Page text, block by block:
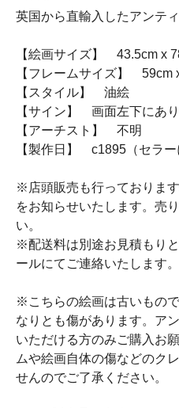
英国から直輸入したアンテ
【絵画サイズ】 43.5cm x
【フレームサイズ】 59cm
【スタイル】 油絵
【サイン】 画面左下にあり
【アーチスト】 不明
【製作日】 c1895（セラー
※店頭販売も行っておりま
をお知らせいたします。売
い。
※配送料は別途お見積もり
ールにてご連絡いたします。
※こちらの絵画は古いもの
なりとも傷があります。ア
いただける方のみご購入お
ムや絵画自体の傷などのク
せんのでご了承ください。